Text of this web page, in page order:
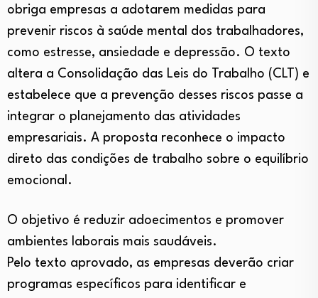
obriga empresas a adotarem medidas para
prevenir riscos à saúde mental dos trabalhadores,
como estresse, ansiedade e depressão. O texto
altera a Consolidação das Leis do Trabalho (CLT) e
estabelece que a prevenção desses riscos passe a
integrar o planejamento das atividades
empresariais. A proposta reconhece o impacto
direto das condições de trabalho sobre o equilíbrio
emocional.
O objetivo é reduzir adoecimentos e promover
ambientes laborais mais saudáveis.
Pelo texto aprovado, as empresas deverão criar
programas específicos para identificar e